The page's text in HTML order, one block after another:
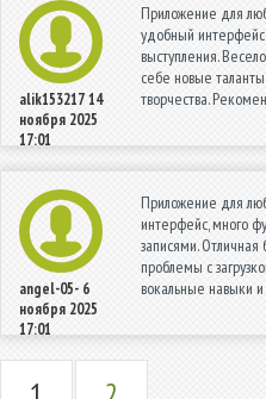
alik15321714
ноября 2025
17:01
Приложение для
удобный интерфейс
выступления.
себе новые
творчества.
angel-05- 6
ноября 2025
17:01
Приложение для
интерфейс, много
записями. Отличная
проблемы с
вокальные навыки